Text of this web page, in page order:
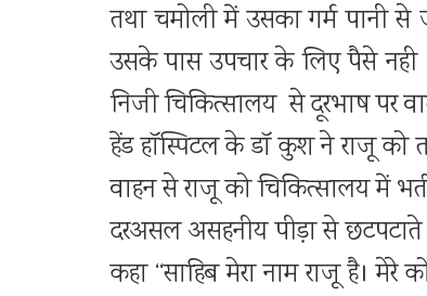
तथा चमोली में उसका गर्म पानी
उसके पास उपचार के लिए पैसे नही
निजी चिकित्सालय से दूरभाष पर
हेंड हॉस्पिटल के डॉ कुश ने राजू को
वाहन से राजू को चिकित्सालय में
दरअसल असहनीय पीड़ा से
कहा ‘‘साहिब मेरा नाम राजू है।